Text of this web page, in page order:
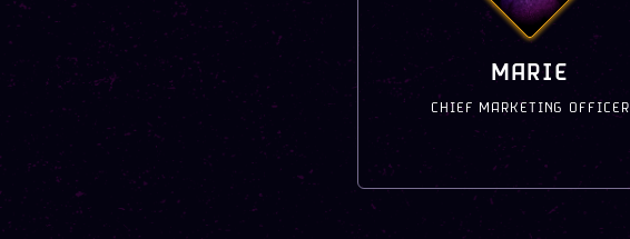
MARIE
CHIEF MARKETING OFFICER